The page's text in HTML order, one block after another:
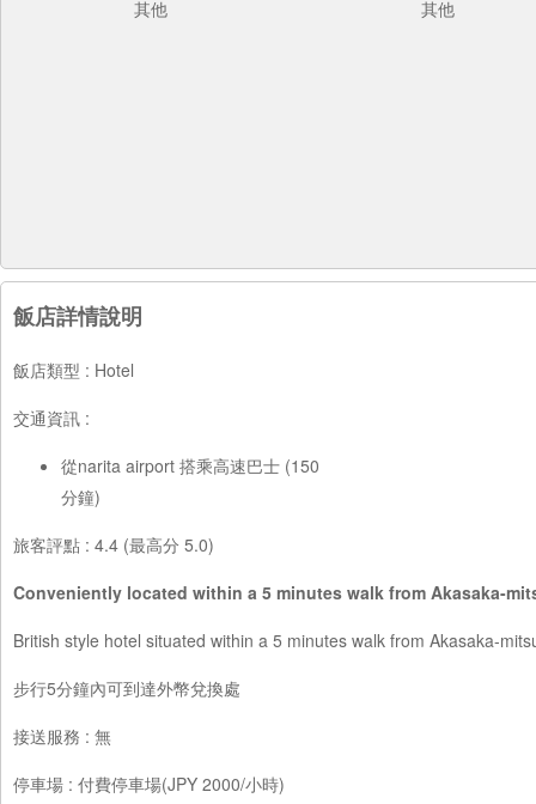
其他 其他
飯店詳情說明
飯店類型 : Hotel
交通資訊 :
從narita airport 搭乘高速巴士 (150
分鐘)
旅客評點 : 4.4 (最高分 5.0)
Conveniently located within a 5 minutes walk from Akasaka-
British style hotel situated within a 5 minutes walk from Akasaka-
步行5分鐘內可到達外幣兌換處
接送服務 : 無
停車場 : 付費停車場(JPY 2000/小時)